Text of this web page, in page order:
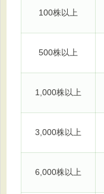
100株以上
500株以上
1,000株以上
3,000株以上
6,000株以上